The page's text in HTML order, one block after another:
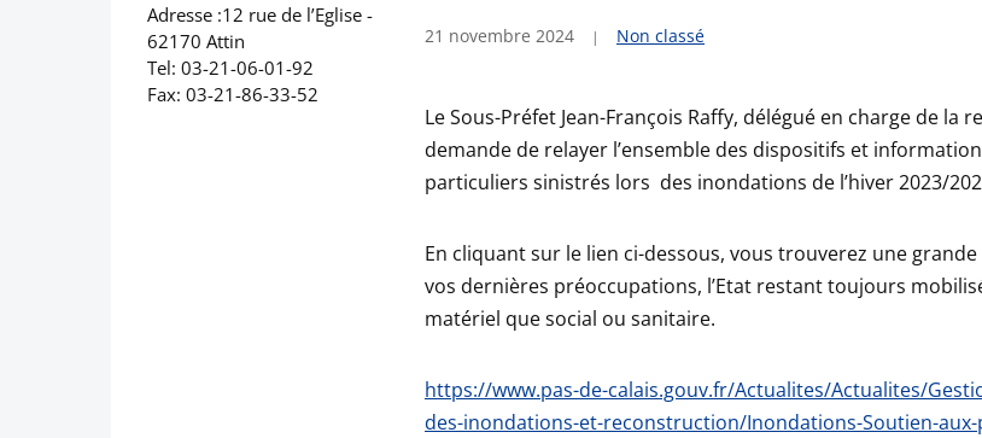
Adresse :12 rue de l’Eglise -
62170 Attin
Tel: 03-21-06-01-92
Fax: 03-21-86-33-52
21 novembre 2024 Non classé
Le Sous-Préfet Jean-François Raffy, délégué en charge de la
demande de relayer l’ensemble des dispositifs et
particuliers sinistrés lors des inondations de l’hiver 2023/
En cliquant sur le lien ci-dessous, vous trouverez une
vos dernières préoccupations, l’Etat restant toujours
matériel que social ou sanitaire.
https://www.pas-de-calais.gouv.fr/Actualites/Actualites/
des-inondations-et-reconstruction/Inondations-Soutien-